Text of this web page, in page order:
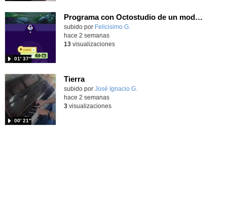
Programa con Octostudio de un modo sencillo, offline y gratuito
Contenido educativo.
subido por Felicisimo G.
01′ 37″
hace 2 semanas
13visualizaciones
Tierra
Contenido educativo.
subido por José Ignacio G.
00′ 21″
hace 2 semanas
3visualizaciones